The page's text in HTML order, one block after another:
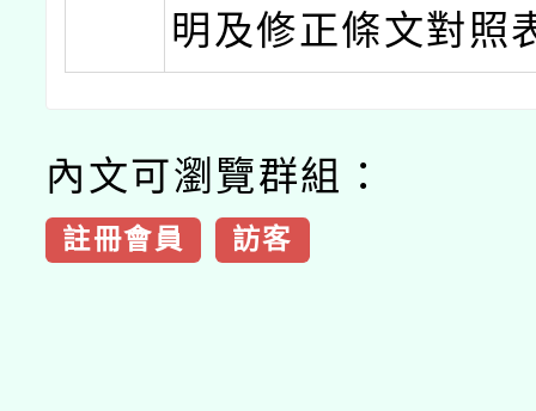
明及修正條文對照
內文可瀏覽群組：
註冊會員 訪客